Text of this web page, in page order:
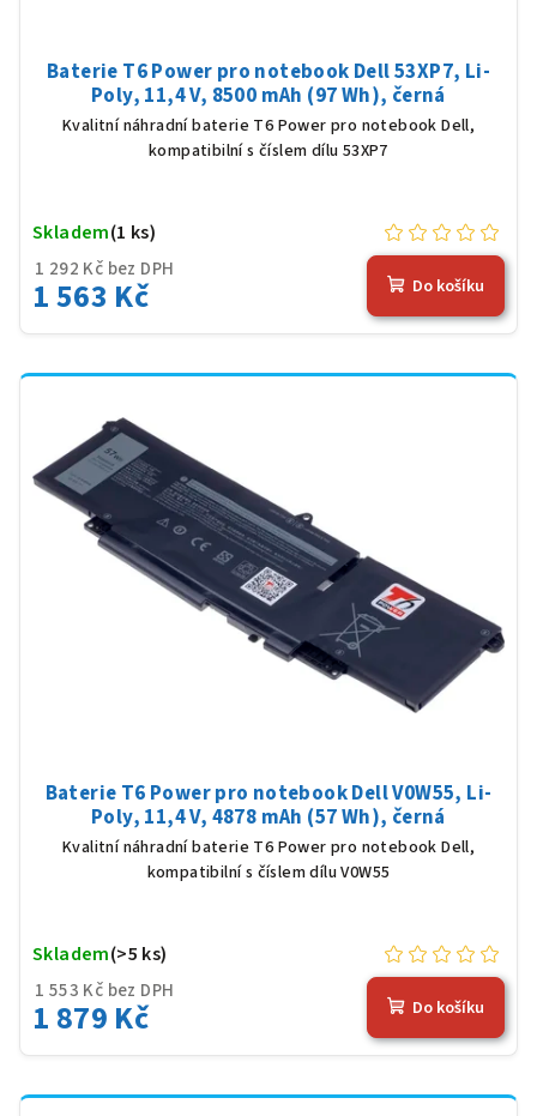
Baterie T6 Power pro notebook Dell 53XP7, Li-
Poly, 11,4 V, 8500 mAh (97 Wh), černá
Kvalitní náhradní baterie T6 Power pro notebook Dell,
kompatibilní s číslem dílu 53XP7
1 292 Kč bez DPH
1 563 Kč
Skladem(1 ks)
Do košíku
Baterie T6 Power pro notebook Dell V0W55, Li-
Poly, 11,4 V, 4878 mAh (57 Wh), černá
Kvalitní náhradní baterie T6 Power pro notebook Dell,
kompatibilní s číslem dílu V0W55
1 553 Kč bez DPH
1 879 Kč
Skladem(>5 ks)
Do košíku